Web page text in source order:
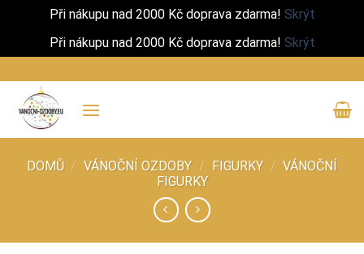
Při nákupu nad 2000 Kč doprava zdarma! Skrýt
Při nákupu nad 2000 Kč doprava zdarma! Skrýt
na
obsah
DOMŮ / VÁNOČNÍ OZDOBY / FIGURKY / VÁNOČNÍ
FIGURKY